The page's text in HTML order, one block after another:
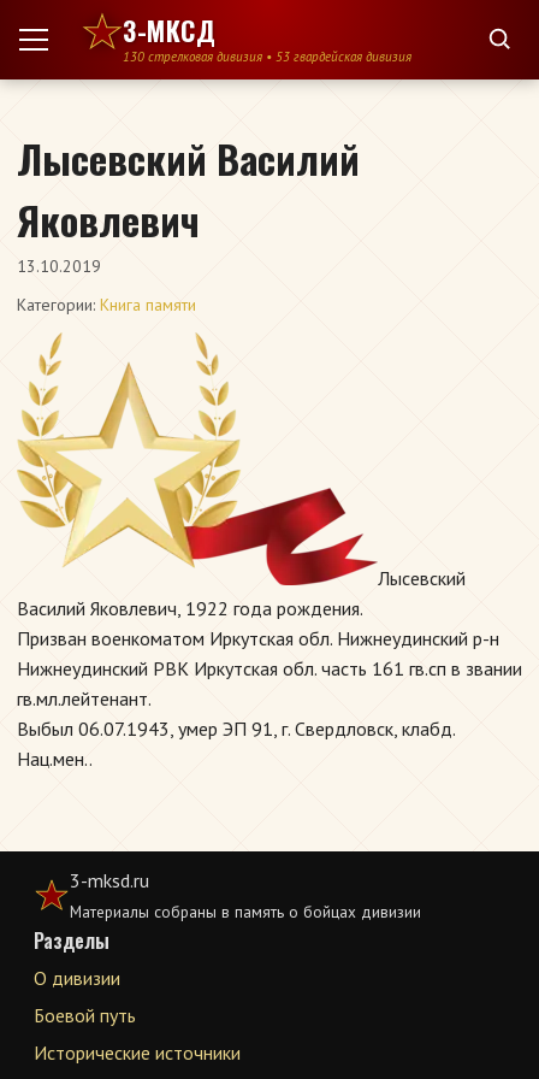
Перейти к содержимому
3-МКСД
130 стрелковая дивизия • 53 гвардейская дивизия
Лысевский Василий
Яковлевич
13.10.2019
Категории: Книга памяти
Лысевский
Василий Яковлевич, 1922 года рождения.
Призван военкоматом Иркутская обл. Нижнеудинский р-н
Нижнеудинский РВК Иркутская обл. часть 161 гв.сп в звании
гв.мл.лейтенант.
Выбыл 06.07.1943, умер ЭП 91, г. Свердловск, клабд.
Нац.мен..
3-mksd.ru
Материалы собраны в память о бойцах дивизии
Разделы
О дивизии
Боевой путь
Исторические источники